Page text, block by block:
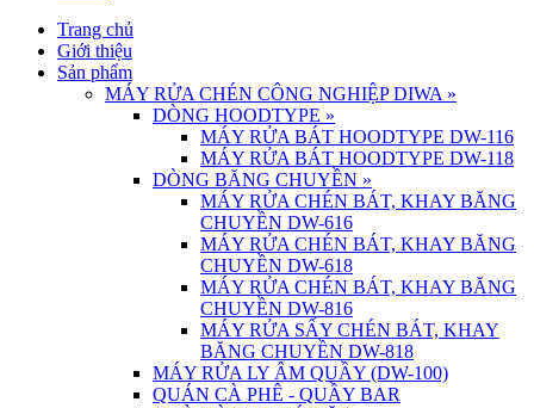
Trang chủ
Giới thiệu
Sản phẩm
MÁY RỬA CHÉN CÔNG NGHIỆP DIWA »
DÒNG HOODTYPE »
MÁY RỬA BÁT HOODTYPE DW-116
MÁY RỬA BÁT HOODTYPE DW-118
DÒNG BĂNG CHUYỀN »
MÁY RỬA CHÉN BÁT, KHAY BĂNG
CHUYỀN DW-616
MÁY RỬA CHÉN BÁT, KHAY BĂNG
CHUYỀN DW-618
MÁY RỬA CHÉN BÁT, KHAY BĂNG
CHUYỀN DW-816
MÁY RỬA SẤY CHÉN BÁT, KHAY
BĂNG CHUYỀN DW-818
MÁY RỬA LY ÂM QUẦY (DW-100)
QUÁN CÀ PHÊ - QUẦY BAR